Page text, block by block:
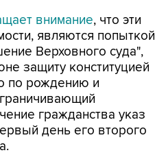
внимание, что эти
являются попыткой
Верховного суда",
защиту конституцией
по рождению и
гражданства указ
день его второго